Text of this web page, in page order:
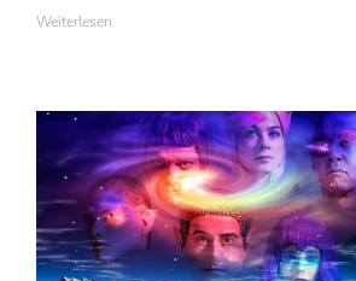
Weiterlesen